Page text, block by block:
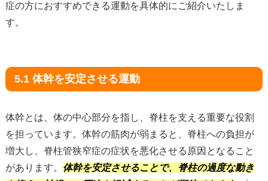
症の方におすすめできる運動を具体的にご紹介いたしま
す。
5.1 体幹を安定させる運動
体幹とは、体の中心部分を指し、脊柱を支える重要な役割
を担っています。体幹の筋肉が弱まると、脊柱への負担が
増大し、脊柱管狭窄症の症状を悪化させる原因となること
があります。 体幹を安定させることで、脊柱の過度な動き